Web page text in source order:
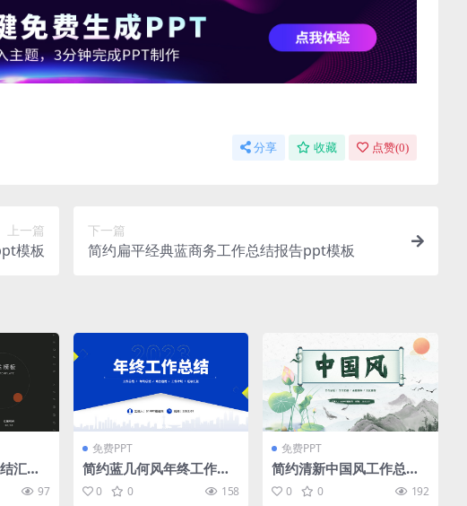
分享 收藏 点赞(0)
上一篇
模板
下一篇
简约扁平经典蓝商务工作总结报告ppt模板
汇报
97
免费PPT
简约蓝几何风年终工作总
结ppt模板
0 0 158
免费PPT
简约清新中国风工作总结
报告ppt模板
0 0 192